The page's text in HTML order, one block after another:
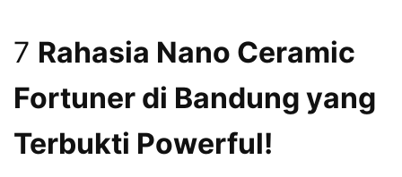
7 Rahasia Nano Ceramic
Fortuner di Bandung yang
Terbukti Powerful!